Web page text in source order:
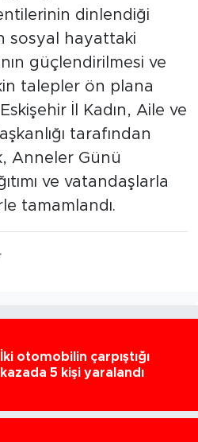
dinlendiği
sosyal hayattaki
güçlendirilmesi ve
talepler ön plana
İl Kadın, Aile ve
tarafından
Anneler Günü
ve vatandaşlarla
tamamlandı.
İki otomobilin çarpıştığı
kazada 5 kişi yaralandı